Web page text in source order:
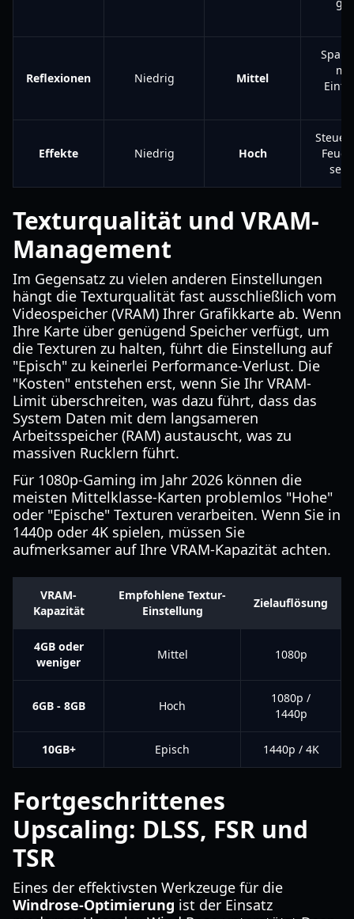
Reflexionen Niedrig Mittel
Spart
Effekte Niedrig Hoch
Texturqualität und VRAM-
Management
Im Gegensatz zu vielen anderen Einstellungen
hängt die Texturqualität fast ausschließlich vom
Videospeicher (VRAM) Ihrer Grafikkarte ab. Wenn
Ihre Karte über genügend Speicher verfügt, um
die Texturen zu halten, führt die Einstellung auf
"Episch" zu keinerlei Performance-Verlust. Die
"Kosten" entstehen erst, wenn Sie Ihr VRAM-
Limit überschreiten, was dazu führt, dass das
System Daten mit dem langsameren
Arbeitsspeicher (RAM) austauscht, was zu
massiven Rucklern führt.
Für 1080p-Gaming im Jahr 2026 können die
meisten Mittelklasse-Karten problemlos "Hohe"
oder "Epische" Texturen verarbeiten. Wenn Sie in
1440p oder 4K spielen, müssen Sie
aufmerksamer auf Ihre VRAM-Kapazität achten.
VRAM-
Kapazität
Empfohlene Textur-
Einstellung
Zielauflösung
4GB oder
weniger
Mittel 1080p
6GB - 8GB Hoch
1080p /
1440p
10GB+ Episch 1440p / 4K
Fortgeschrittenes
Upscaling: DLSS, FSR und
TSR
Eines der effektivsten Werkzeuge für die
Windrose-Optimierung ist der Einsatz